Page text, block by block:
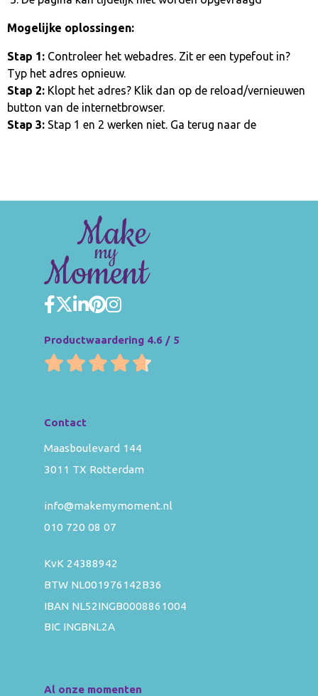
Mogelijke oplossingen:
Stap 1: Controleer het webadres. Zit er een typefout in?
Typ het adres opnieuw.
Stap 2: Klopt het adres? Klik dan op de reload/vernieuwen
button van de internetbrowser.
Stap 3: Stap 1 en 2 werken niet. Ga terug naar de
Productwaardering 4.6 / 5
Contact
Maasboulevard 144
3011 TX Rotterdam
info@makemymoment.nl
010 720 08 07
KvK 24388942
BTW NL001976142B36
IBAN NL52INGB0008861004
BIC INGBNL2A
Al onze momenten